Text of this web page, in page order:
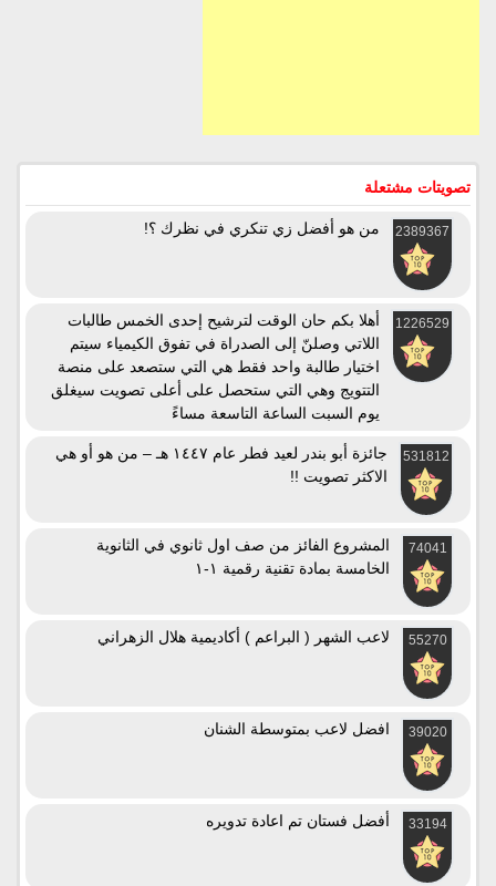
تصويتات مشتعلة
2389367 من هو أفضل زي تنكري في نظرك ؟!
1226529
أهلا بكم حان الوقت لترشيح إحدى الخمس طالبات
اللاتي وصلنّ إلى الصدراة في تفوق الكيمياء سيتم
اختيار طالبة واحد فقط هي التي ستصعد على منصة
التتويج وهي التي ستحصل على أعلى تصويت سيغلق
يوم السبت الساعة التاسعة مساءً
531812
جائزة أبو بندر لعيد فطر عام ١٤٤٧ هـ – من هو أو هي
الاكثر تصويت !!
74041
المشروع الفائز من صف اول ثانوي في الثانوية
الخامسة بمادة تقنية رقمية ١-١
55270 لاعب الشهر ( البراعم ) أكاديمية هلال الزهراني
39020 افضل لاعب بمتوسطة الشنان
33194 أفضل فستان تم اعادة تدويره